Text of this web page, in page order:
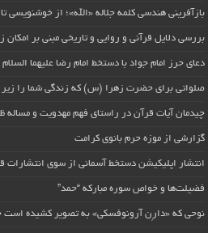
بازآفرینی هندسی کلمه جلاله «الله»؛ از خوشنویسی
بررسی دلایل قرآنی و روایی و تاریخی مبنی بر
دعای حرز امام جواد با دستخط امام رضا علیهما
صلواتی برای حضرت زهرا (س) که زندگی شما را زیر
چیدمان آیات قرآن در راستای فهم مهدویت و مساله
گزارشی از موزه حرم بانوی کرامت
انتشار اپلیکیشن دستخط آسمانی از سوی انتشارات
فضیلت‌ها و خواص سوره مبارکه “حمد”
نوحی که «دارِن آرونوفسکی» به تصویر کشیده است